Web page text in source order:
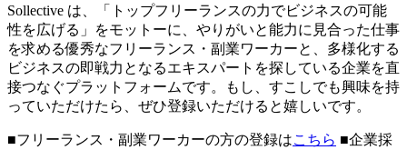
Sollective は、「トップフリーランスの力でビジネスの可能
性を広げる」をモットーに、やりがいと能力に見合った仕事
を求める優秀なフリーランス・副業ワーカーと、多様化する
ビジネスの即戦力となるエキスパートを探している企業を直
接つなぐプラットフォームです。もし、すこしでも興味を持
っていただけたら、ぜひ登録いただけると嬉しいです。
■フリーランス・副業ワーカーの方の登録はこちら ■企業採